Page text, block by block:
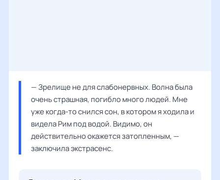
— Зрелище не для слабонервных. Волна была
очень страшная, погибло много людей. Мне
уже когда-то снился сон, в котором я ходила и
видела Рим под водой. Видимо, он
действительно окажется затопленным, —
заключила экстрасенс.